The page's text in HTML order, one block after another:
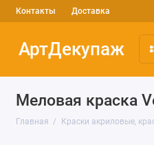
Контакты Доставка
АртДекупаж
Меловая краска
Главная Краски акриловые,